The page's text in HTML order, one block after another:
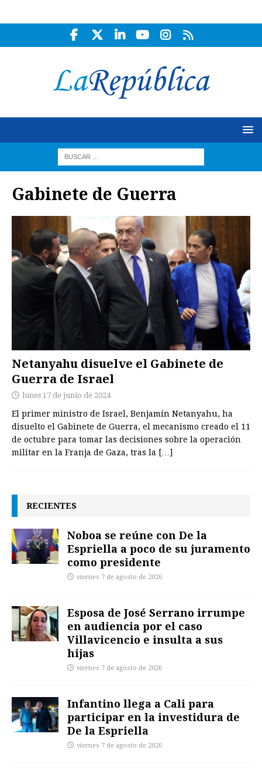
Gabinete de Guerra
Netanyahu disuelve el Gabinete de
Guerra de Israel
lunes 17 de junio de 2024
El primer ministro de Israel, Benjamín Netanyahu, ha
disuelto el Gabinete de Guerra, el mecanismo creado el 11
de octubre para tomar las decisiones sobre la operación
militar en la Franja de Gaza, tras la […]
RECIENTES
Noboa se reúne con De la
Espriella a poco de su juramento
como presidente
viernes 7 de agosto de 2026
Esposa de José Serrano irrumpe
en audiencia por el caso
Villavicencio e insulta a sus
hijas
viernes 7 de agosto de 2026
Infantino llega a Cali para
participar en la investidura de
De la Espriella
viernes 7 de agosto de 2026